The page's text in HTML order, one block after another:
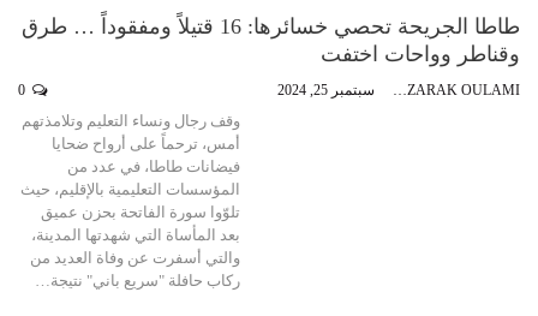
طاطا الجريحة تحصي خسائرها: 16 قتيلاً ومفقوداً … طرق
وقناطر وواحات اختفت
ABDEZZARAK OULAMI سبتمبر 25, 2024
وقف رجال ونساء التعليم وتلامذتهم
أمس، ترحماً على أرواح ضحايا
فيضانات طاطا، في عدد من
المؤسسات التعليمية بالإقليم، حيث
تلوّوا سورة الفاتحة بحزن عميق
بعد المأساة التي شهدتها المدينة،
والتي أسفرت عن وفاة العديد من
ركاب حافلة "سريع باني" نتيجة…